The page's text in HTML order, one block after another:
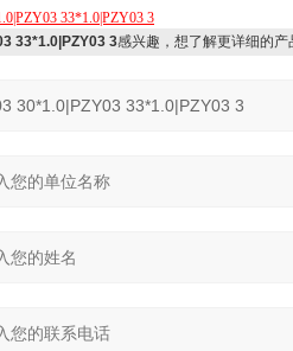
33*1.0|PZY03 3
33*1.0|PZY03 3感兴趣，想了解更详细的产